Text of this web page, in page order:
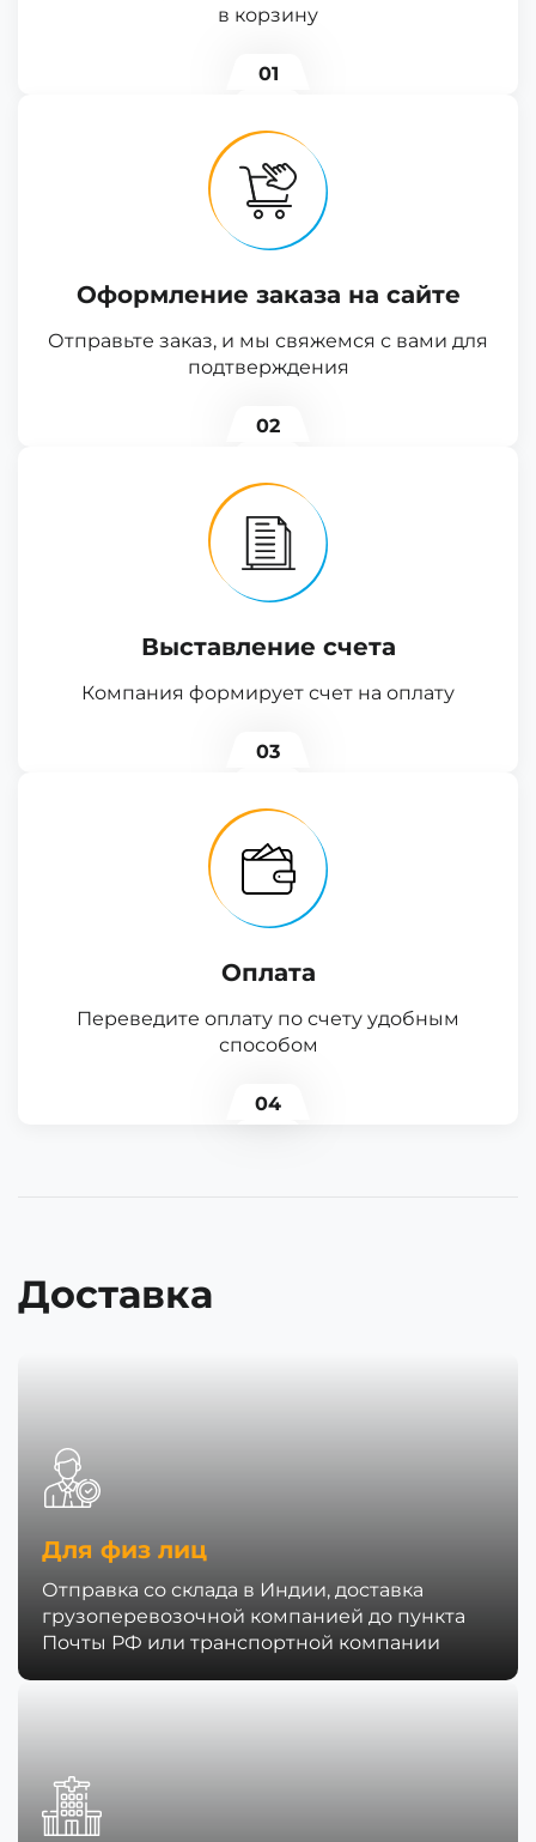
в корзину
01
Оформление заказа на сайте
Отправьте заказ, и мы свяжемся с вами для
подтверждения
02
Выставление счета
Компания формирует счет на оплату
03
Оплата
Переведите оплату по счету удобным
способом
04
Доставка
Для физ лиц
Отправка со склада в Индии, доставка
грузоперевозочной компанией до пункта
Почты РФ или транспортной компании